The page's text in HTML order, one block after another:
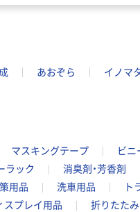
あおぞら イノマ
マスキングテープ ビニ
ラック 消臭剤・芳香剤
用品 洗車用品 ト
スプレイ用品 折りたたみ